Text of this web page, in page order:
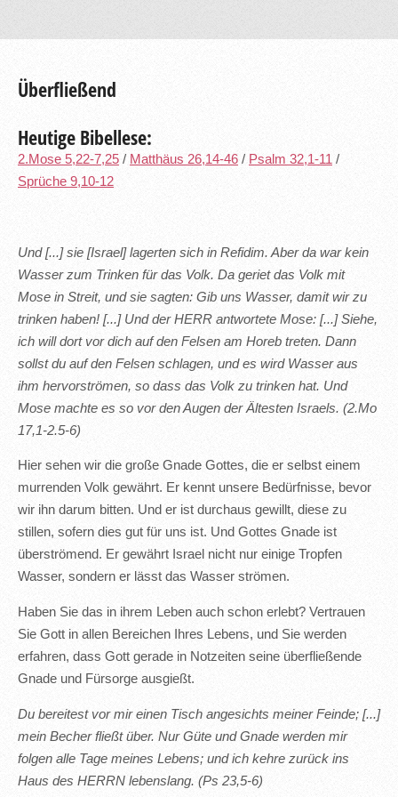
Überfließend
Heutige Bibellese:
2.Mose 5,22-7,25 / Matthäus 26,14-46 / Psalm 32,1-11 /
Sprüche 9,10-12
Und [...] sie [Israel] lagerten sich in Refidim. Aber da war kein
Wasser zum Trinken für das Volk. Da geriet das Volk mit
Mose in Streit, und sie sagten: Gib uns Wasser, damit wir zu
trinken haben! [...] Und der HERR antwortete Mose: [...] Siehe,
ich will dort vor dich auf den Felsen am Horeb treten. Dann
sollst du auf den Felsen schlagen, und es wird Wasser aus
ihm hervorströmen, so dass das Volk zu trinken hat. Und
Mose machte es so vor den Augen der Ältesten Israels. (2.Mo
17,1-2.5-6)
Hier sehen wir die große Gnade Gottes, die er selbst einem
murrenden Volk gewährt. Er kennt unsere Bedürfnisse, bevor
wir ihn darum bitten. Und er ist durchaus gewillt, diese zu
stillen, sofern dies gut für uns ist. Und Gottes Gnade ist
überströmend. Er gewährt Israel nicht nur einige Tropfen
Wasser, sondern er lässt das Wasser strömen.
Haben Sie das in ihrem Leben auch schon erlebt? Vertrauen
Sie Gott in allen Bereichen Ihres Lebens, und Sie werden
erfahren, dass Gott gerade in Notzeiten seine überfließende
Gnade und Fürsorge ausgießt.
Du bereitest vor mir einen Tisch angesichts meiner Feinde; [...]
mein Becher fließt über. Nur Güte und Gnade werden mir
folgen alle Tage meines Lebens; und ich kehre zurück ins
Haus des HERRN lebenslang. (Ps 23,5-6)